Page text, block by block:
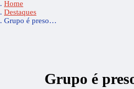
Home
Destaques
Grupo é preso…
Grupo é